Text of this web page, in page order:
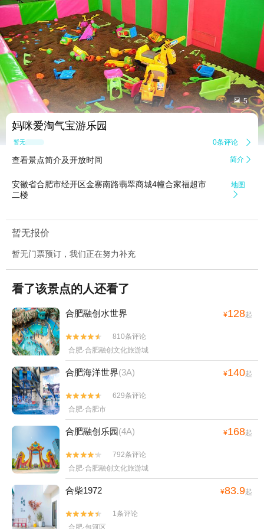
 5
妈咪爱淘气宝游乐园
暂无点评 0条评论 
查看景点简介及开放时间 简介 
安徽省合肥市经开区金寨南路翡翠商城4幢合家福超市
二楼
地图

暂无报价
暂无门票预订，我们正在努力补充
看了该景点的人还看了
合肥融创水世界 ¥128起


810条评论
合肥·合肥融创文化旅游城
合肥海洋世界(3A) ¥140起


629条评论
合肥·合肥市
合肥融创乐园(4A) ¥168起


792条评论
合肥·合肥融创文化旅游城
合柴1972 ¥83.9起


1条评论
